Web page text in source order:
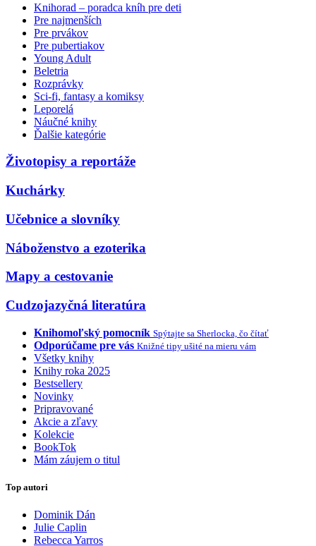
Knihorad – poradca kníh pre deti
Pre najmenších
Pre prvákov
Pre pubertiakov
Young Adult
Beletria
Rozprávky
Sci-fi, fantasy a komiksy
Leporelá
Náučné knihy
Ďalšie kategórie
Životopisy a reportáže
Kuchárky
Učebnice a slovníky
Náboženstvo a ezoterika
Mapy a cestovanie
Cudzojazyčná literatúra
Knihomoľský pomocník Spýtajte sa Sherlocka, čo čítať
Odporúčame pre vás Knižné tipy ušité na mieru vám
Všetky knihy
Knihy roka 2025
Bestsellery
Novinky
Pripravované
Akcie a zľavy
Kolekcie
BookTok
Mám záujem o titul
Top autori
Dominik Dán
Julie Caplin
Rebecca Yarros